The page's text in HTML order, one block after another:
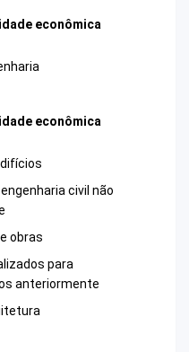
econômica
econômica
civil não
obras
para
anteriormente